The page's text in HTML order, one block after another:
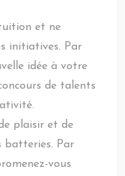
et ne
initiatives. Par
idée à votre
de talents
plaisir et de
batteries. Par
vous